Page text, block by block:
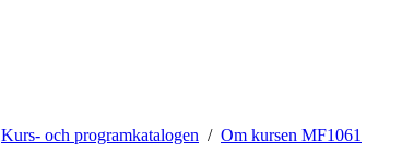
Kurs- och programkatalogen Om kursen MF1061